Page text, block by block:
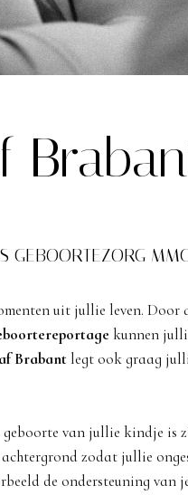
GEBOORTEZORG
uit jullie leven. Door
kunnen
Brabant legt ook graag
van jullie kindje is
zodat jullie
de ondersteuning van